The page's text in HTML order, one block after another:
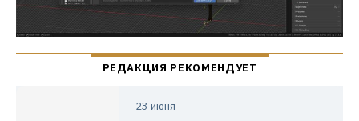
23 июня